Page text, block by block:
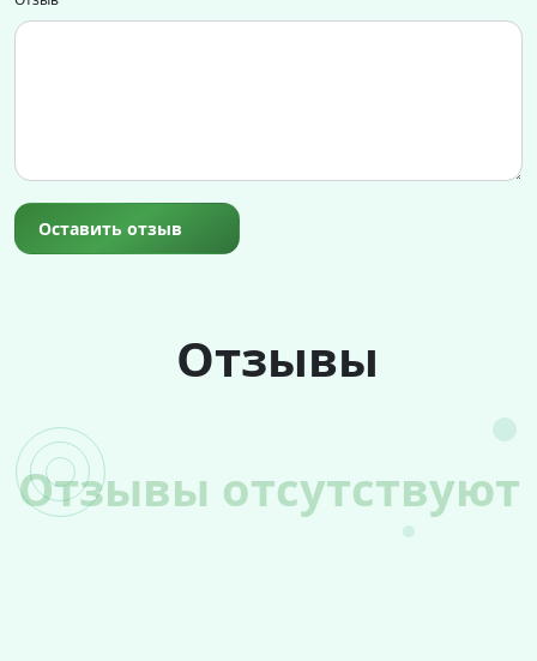
Оставить отзыв
Отзывы
Отзывы отсутствуют